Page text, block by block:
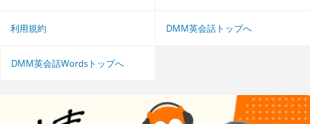
利用規約 DMM英会話トップへ
DMM英会話Wordsトップへ